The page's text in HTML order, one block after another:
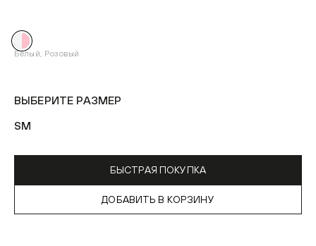
Белый, Розовый
ВЫБЕРИТЕ РАЗМЕР
SM
БЫСТРАЯ ПОКУПКА
ДОБАВИТЬ В КОРЗИНУ